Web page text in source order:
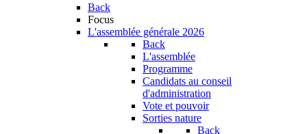
Back
Focus
L'assemblée générale 2026
Back
L'assemblée
Programme
Candidats au conseil
d'administration
Vote et pouvoir
Sorties nature
Back